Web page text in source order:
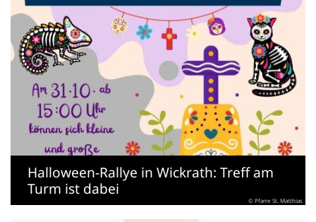
Halloween-Rallye in Wickrath: Treff am
Turm ist dabei
© Pfarre St. Matthias